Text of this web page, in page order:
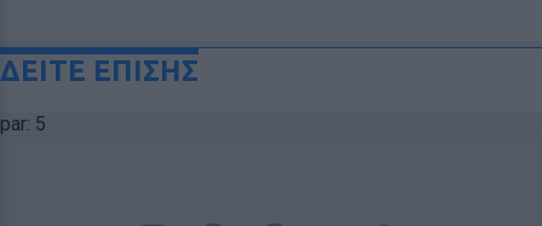
ΔΕΙΤΕ ΕΠΙΣΗΣ
par: 5